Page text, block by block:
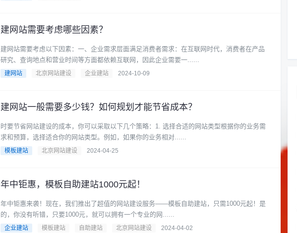
建网站需要考虑哪些因素？
建网站需要考虑以下因素：一、企业需求层面满足消费者需求：在互联网时代，消费者在产品
研究、查询地点和营业时间等方面都依赖互联网，因此企业需要一......
建网站 北京网站建设 企业建站 2024-10-09
建网站一般需要多少钱？如何规划才能节省成本？
时要节省网站建设的成本，你可以采取以下几个策略：1. 选择合适的网站类型根据你的业务需
求和预算，选择适合你的网站类型。例如，如果你的业务相对......
模板建站 北京网站建设 2024-04-25
年中钜惠，模板自助建站1000元起！
年中钜惠来袭！现在，我们推出了超值的网站建设服务——模板自助建站，只需1000元起！是
的，你没有听错，只要1000元，就可以拥有一个专业的网......
企业建站 模板建站 自助建站 北京网站建设 2024-04-02